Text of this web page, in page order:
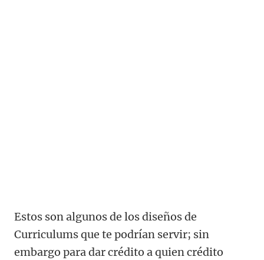
Estos son algunos de los diseños de
Curriculums que te podrían servir; sin
embargo para dar crédito a quien crédito